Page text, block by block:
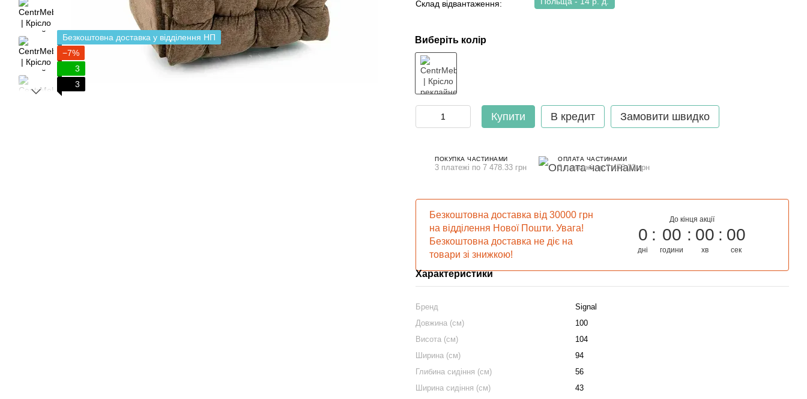
Безкоштовна доставка у відділення НП
−7%
3
3
Склад відвантаження:
Виберіть колір
Купити В кредит Замовити швидко
ПОКУПКА ЧАСТИНАМИ
3 платежі по 7 478.33 грн
ОПЛАТА ЧАСТИНАМИ
3 платежі по 7 478.33 грн
Безкоштовна доставка від 30000 грн
на відділення Нової Пошти. Увага!
Безкоштовна доставка не діє на
товари зі знижкою!
До кінця акції
0
дні
00
години
00
хв
00
сек
Характеристики
Бренд
Signal
Довжина (см)
100
Висота (см)
104
Ширина (см)
94
Глибина сидіння (см)
56
Ширина сидіння (см)
43